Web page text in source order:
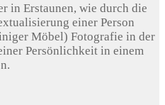
in Erstaunen, wie durch die
einer Person
Möbel) Fotografie in der
Persönlichkeit in einem